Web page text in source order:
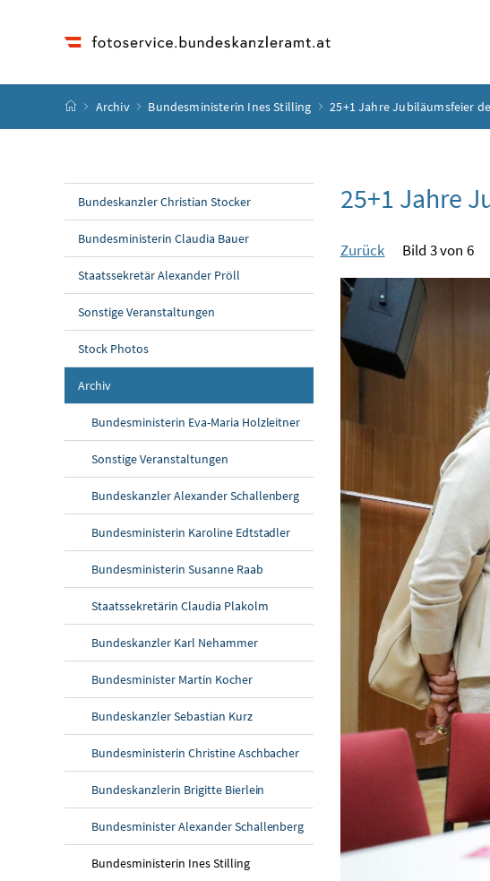
Startseite
Archiv Bundesministerin Ines Stilling 25+1 Jahre Jubiläumsfeier
Bundeskanzler Christian Stocker
Bundesministerin Claudia Bauer
Staatssekretär Alexander Pröll
Sonstige Veranstaltungen
Stock Photos
Archiv
Bundesministerin Eva-Maria Holzleitner
Sonstige Veranstaltungen
Bundeskanzler Alexander Schallenberg
Bundesministerin Karoline Edtstadler
Bundesministerin Susanne Raab
Staatssekretärin Claudia Plakolm
Bundeskanzler Karl Nehammer
Bundesminister Martin Kocher
Bundeskanzler Sebastian Kurz
Bundesministerin Christine Aschbacher
Bundeskanzlerin Brigitte Bierlein
Bundesminister Alexander Schallenberg
Bundesministerin Ines Stilling
25+1 Jahre
Zurück Bild 3 von 6